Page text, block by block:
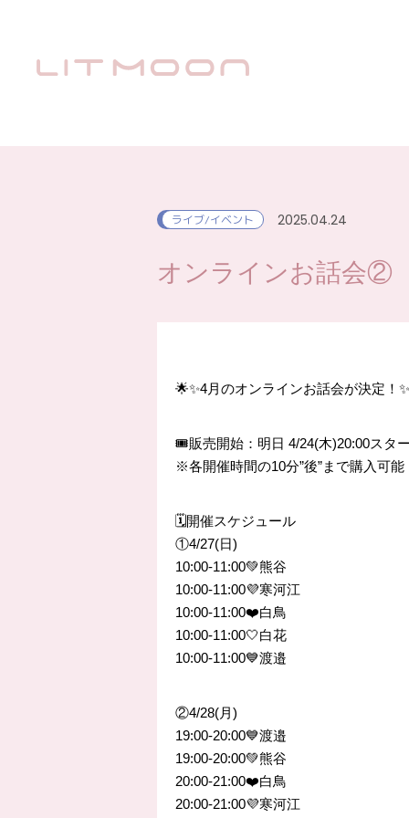
ライブ/イベント 2025.04.24
オンラインお話会②
🌟✨4月のオンラインお話会が決定！
🎟販売開始：明日 4/24(木)20:00スタ
※各開催時間の10分”後”まで購入可能
🗓開催スケジュール
①4/27(日)
10:00-11:00💚熊谷
10:00-11:00💜寒河江
10:00-11:00❤️白鳥
10:00-11:00🤍白花
10:00-11:00💙渡邉
②4/28(月)
19:00-20:00💙渡邉
19:00-20:00💚熊谷
20:00-21:00❤️白鳥
20:00-21:00💜寒河江